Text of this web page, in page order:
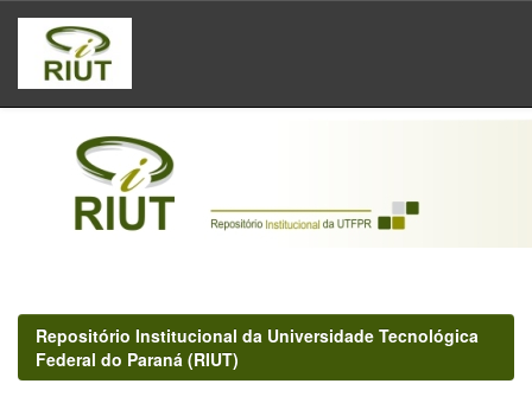
Skip
navigation
Repositório Institucional da Universidade Tecnológica
Federal do Paraná (RIUT)